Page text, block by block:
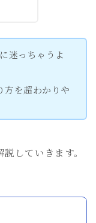
迷っちゃうよ
方を超わかりや
していきます。